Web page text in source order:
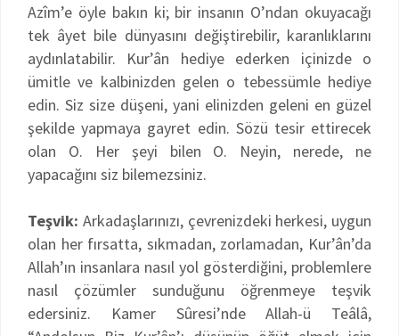
Azîm’e öyle bakın ki; bir insanın O’ndan okuyacağı
tek âyet bile dünyasını değiştirebilir, karanlıklarını
aydınlatabilir. Kur’ân hediye ederken içinizde o
ümitle ve kalbinizden gelen o tebessümle hediye
edin. Siz size düşeni, yani elinizden geleni en güzel
şekilde yapmaya gayret edin. Sözü tesir ettirecek
olan O. Her şeyi bilen O. Neyin, nerede, ne
yapacağını siz bilemezsiniz.
Teşvik: Arkadaşlarınızı, çevrenizdeki herkesi, uygun
olan her fırsatta, sıkmadan, zorlamadan, Kur’ân’da
Allah’ın insanlara nasıl yol gösterdiğini, problemlere
nasıl çözümler sunduğunu öğrenmeye teşvik
edersiniz. Kamer Sûresi’nde Allah-ü Teâlâ,